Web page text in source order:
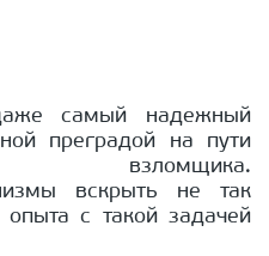
самый надежный
преградой на пути
взломщика.
вскрыть не так
с такой задачей